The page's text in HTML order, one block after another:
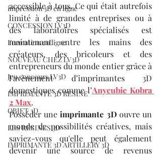
impression 3D en ligne
CONCESSION LV3D
Formation en ligne
NOUVEAU CHEZ LV3D
Jeu concours LV3D
IMPRIMANTE 3D RESINE
OBJET 3D
LES RESINES 3D
IMPRIMANTE 3D ARTILLERY 3D
accessible à tous. Ce qui était autrefois
limité à de grandes entreprises ou à
des laboratoires spécialisés est
maintenant entre les mains des
créateurs, des bricoleurs et des
entrepreneurs du monde entier grâce à
l’avènement d’imprimantes 3D
domestiques comme l’Anycubic Kobra
2 Max.
Posséder une imprimante 3D ouvre un
monde de possibilités créatives, mais
saviez-vous qu'elle peut également
devenir une source de revenus